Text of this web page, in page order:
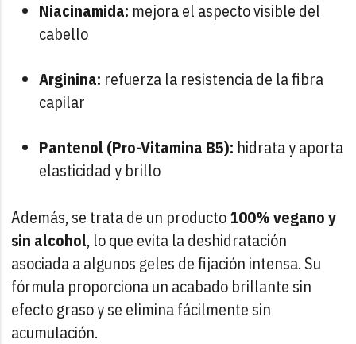
Niacinamida: mejora el aspecto visible del
cabello
Arginina: refuerza la resistencia de la fibra
capilar
Pantenol (Pro-Vitamina B5): hidrata y aporta
elasticidad y brillo
Además, se trata de un producto100% vegano y
sin alcohol, lo que evita la deshidratación
asociada a algunos geles de fijación intensa. Su
fórmula proporciona un acabado brillante sin
efecto graso y se elimina fácilmente sin
acumulación.